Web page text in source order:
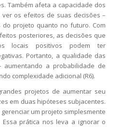
Também afeta a capacidade dos
os efeitos de suas decisões –
projeto quanto no futuro. Com
posteriores, as decisões que
locais positivos podem ter
Portanto, a qualidade das
aumentando a probabilidade de
complexidade adicional (R6).
projetos de aumentar seu
em duas hipóteses subjacentes.
um projeto simplesmente
Essa prática nos leva a ignorar o